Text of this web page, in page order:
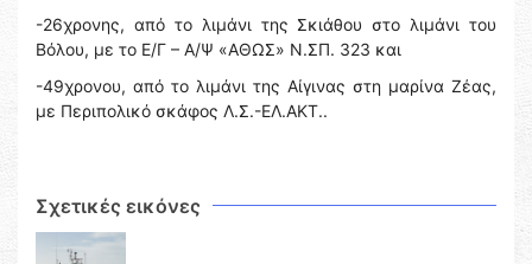
-26χρονης, από το λιμάνι της Σκιάθου στο λιμάνι του
Βόλου, με το Ε/Γ – Α/Ψ «ΑΘΩΣ» Ν.ΣΠ. 323 και
-49χρονου, από το λιμάνι της Αίγινας στη μαρίνα Ζέας,
με Περιπολικό σκάφος Λ.Σ.-ΕΛ.ΑΚΤ..
Σχετικές εικόνες